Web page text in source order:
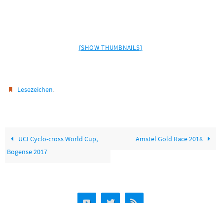
[SHOW THUMBNAILS]
Lesezeichen.
UCI Cyclo-cross World Cup,
Bogense 2017
Amstel Gold Race 2018